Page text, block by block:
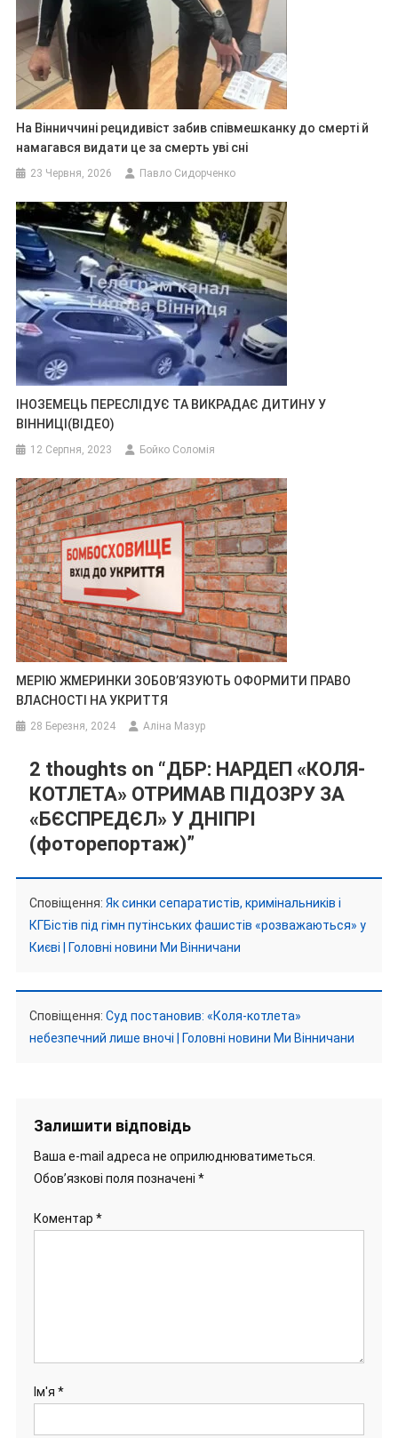
На Вінниччині рецидивіст забив співмешканку до смерті й
намагався видати це за смерть уві сні
23 Червня, 2026 Павло Сидорченко
ІНОЗЕМЕЦЬ ПЕРЕСЛІДУЄ ТА ВИКРАДАЄ ДИТИНУ У
ВІННИЦІ(ВІДЕО)
12 Серпня, 2023 Бойко Соломія
МЕРІЮ ЖМЕРИНКИ ЗОБОВ’ЯЗУЮТЬ ОФОРМИТИ ПРАВО
ВЛАСНОСТІ НА УКРИТТЯ
28 Березня, 2024 Аліна Мазур
2 thoughts on “ДБР: НАРДЕП «КОЛЯ-
КОТЛЕТА» ОТРИМАВ ПІДОЗРУ ЗА
«БЄСПРЕДЄЛ» У ДНІПРІ
(фоторепортаж)”
Сповіщення: Як синки сепаратистів, кримінальників і
КГБістів під гімн путінських фашистів «розважаються» у
Києві | Головні новини Ми Вінничани
Сповіщення: Суд постановив: «Коля-котлета»
небезпечний лише вночі | Головні новини Ми Вінничани
Залишити відповідь
Ваша e-mail адреса не оприлюднюватиметься.
Обов’язкові поля позначені *
Коментар *
Ім'я *